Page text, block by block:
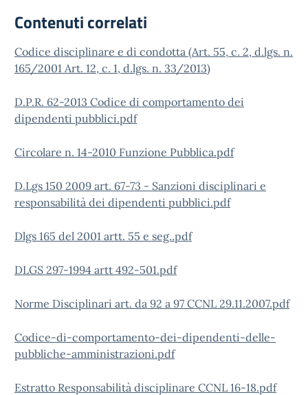
Contenuti correlati
Codice disciplinare e di condotta (Art. 55, c. 2, d.lgs. n.
165/2001 Art. 12, c. 1, d.lgs. n. 33/2013)
D.P.R. 62-2013 Codice di comportamento dei
dipendenti pubblici.pdf
Circolare n. 14-2010 Funzione Pubblica.pdf
D.Lgs 150 2009 art. 67-73 - Sanzioni disciplinari e
responsabilità dei dipendenti pubblici.pdf
Dlgs 165 del 2001 artt. 55 e seg..pdf
DLGS 297-1994 artt 492-501.pdf
Norme Disciplinari art. da 92 a 97 CCNL 29.11.2007.pdf
Codice-di-comportamento-dei-dipendenti-delle-
pubbliche-amministrazioni.pdf
Estratto Responsabilità disciplinare CCNL 16-18.pdf